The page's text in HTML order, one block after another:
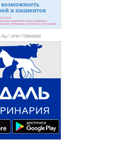
Рус", ИНН 7728043605